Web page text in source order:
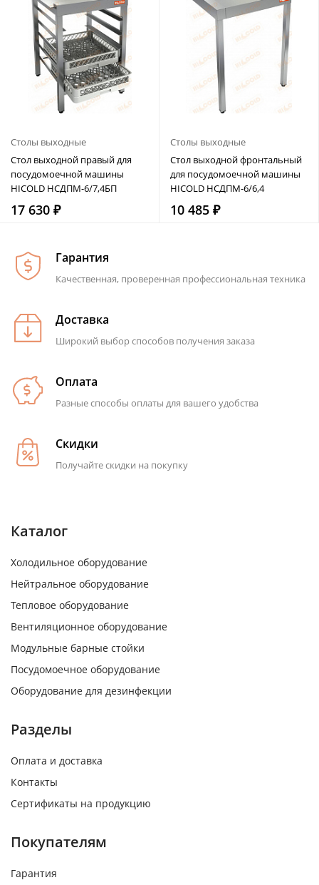
Столы выходные
Стол выходной правый для
посудомоечной машины
HICOLD НСДПМ-6/7,4БП
17 630 ₽
Столы выходные
Стол выходной фронтальный
для посудомоечной машины
HICOLD НСДПМ-6/6,4
10 485 ₽
Гарантия
Качественная, проверенная профессиональная техника
Доставка
Широкий выбор способов получения заказа
Оплата
Разные способы оплаты для вашего удобства
Скидки
Получайте скидки на покупку
Каталог
Холодильное оборудование
Нейтральное оборудование
Тепловое оборудование
Вентиляционное оборудование
Модульные барные стойки
Посудомоечное оборудование
Оборудование для дезинфекции
Разделы
Оплата и доставка
Контакты
Сертификаты на продукцию
Покупателям
Гарантия